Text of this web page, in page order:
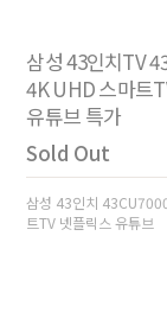
삼성 43인치TV
4K UHD 스마트
유튜브 특가
Sold Out
삼성 43인치
트TV 넷플릭스 유튜브